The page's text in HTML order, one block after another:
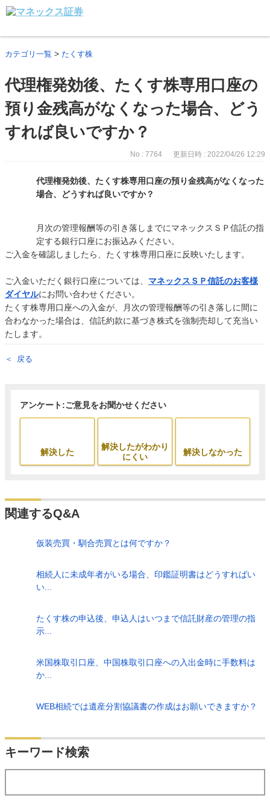
カテゴリ一覧 > たくす株
代理権発効後、たくす株専用口座の
預り金残高がなくなった場合、どう
すれば良いですか？
No : 7764 更新日時 : 2022/04/26 12:29
代理権発効後、たくす株専用口座の預り金残高がなくなった
場合、どうすれば良いですか？
月次の管理報酬等の引き落しまでにマネックスＳＰ信託の指
定する銀行口座にお振込みください。
ご入金を確認しましたら、たくす株専用口座に反映いたします。
ご入金いただく銀行口座については、 マネックスＳＰ信託のお客様
ダイヤルにお問い合わせください。
たくす株専用口座への入金が、月次の管理報酬等の引き落しに間に
合わなかった場合は、信託約款に基づき株式を強制売却して充当い
たします。
戻る
アンケート:ご意見をお聞かせください
解決した
解決したがわかり
にくい
解決しなかった
関連するQ&A
仮装売買・馴合売買とは何ですか？
相続人に未成年者がいる場合、印鑑証明書はどうすればい
い...
たくす株の申込後、申込人はいつまで信託財産の管理の指
示...
米国株取引口座、中国株取引口座への入出金時に手数料は
か...
WEB相続では遺産分割協議書の作成はお願いできますか？
キーワード検索